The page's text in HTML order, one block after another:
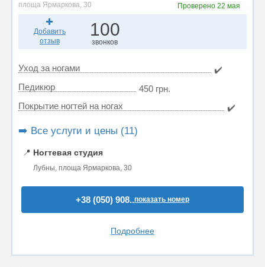
площа Ярмаркова, 30 Проверено 22 мая
Добавить
отзыв
100
звонков
Уход за ногами
✔️
Педикюр
450 грн.
Покрытие ногтей на ногах
✔️
➡️ Все услуги и цены (11)
📍 Ногтевая студия
Лубны, площа Ярмаркова, 30
+38 (050) 908..показать номер
Подробнее